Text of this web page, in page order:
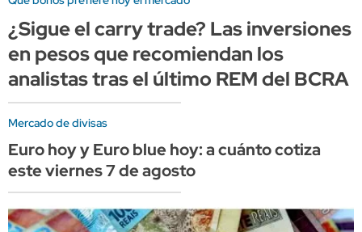
¿Sigue el carry trade? Las inversiones
en pesos que recomiendan los
analistas tras el último REM del BCRA
Mercado de divisas
Euro hoy y Euro blue hoy: a cuánto cotiza
este viernes 7 de agosto